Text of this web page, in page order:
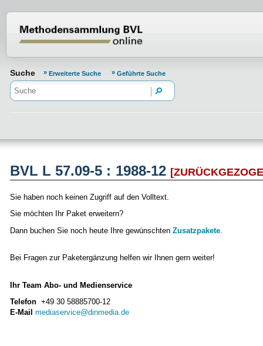
Suche Erweiterte Suche Geführte Suche
BVL L 57.09-5 : 1988-12
Sie haben noch keinen Zugriff auf den Volltext.
Sie möchten Ihr Paket erweitern?
Dann buchen Sie noch heute Ihre gewünschten Zusatzpakete
Bei Fragen zur Paketergänzung helfen wir Ihnen gern weiter!
Ihr Team Abo- und Medienservice
Telefon +49 30 58885700-12
E-Mail mediaservice@dinmedia.de